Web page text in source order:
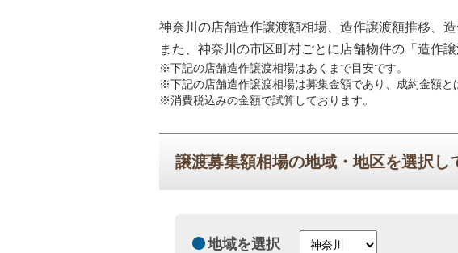
神奈川の店舗造作譲渡額相場、造作譲渡額推移、
また、神奈川の市区町村ごとに店舗物件の「造作
※下記の店舗造作譲渡相場はあくまで目安です。
※下記の店舗造作譲渡相場は募集金額であり、成約金額と
※消費税込みの金額で試算しております。
譲渡募集額相場の地域・地区を選択し
地域を選択